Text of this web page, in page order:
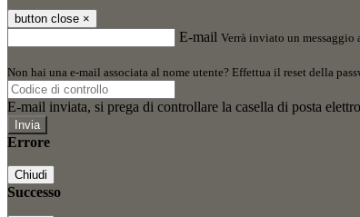
button close ×
E-mail Verrà inviato un
Non hai una e-mail associata al nome utente? Effettua il reset della
E-mail inviata, si prega di controllare la casella di posta
Errore
Chiudi
Successo